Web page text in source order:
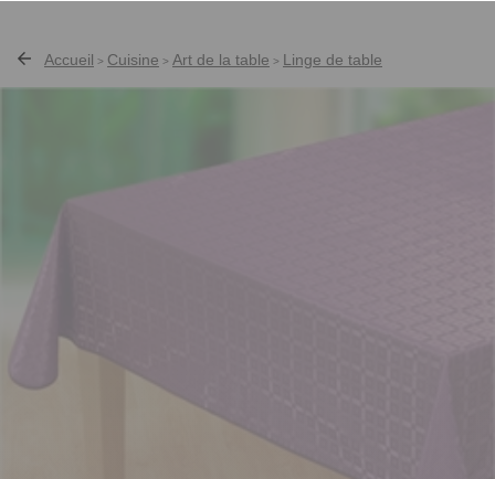
Accueil > Cuisine > Art de la table > Linge de table